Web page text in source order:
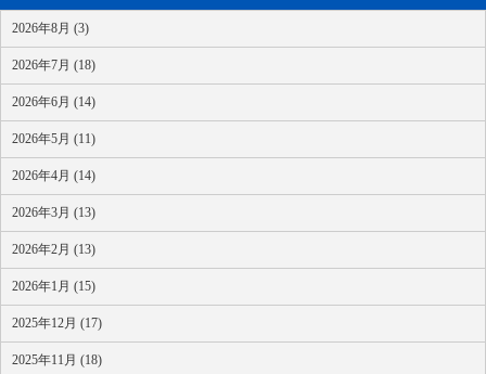
2026年8月 (3)
2026年7月 (18)
2026年6月 (14)
2026年5月 (11)
2026年4月 (14)
2026年3月 (13)
2026年2月 (13)
2026年1月 (15)
2025年12月 (17)
2025年11月 (18)